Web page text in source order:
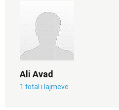
Ali Avad
1 total i lajmeve